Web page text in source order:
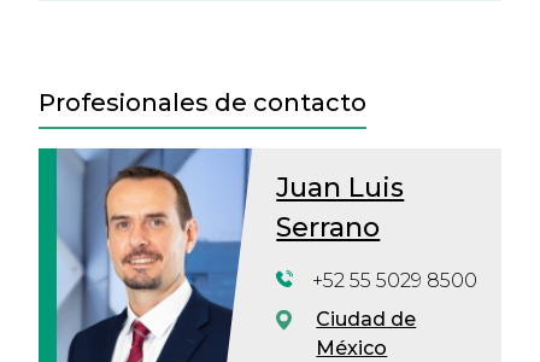
Profesionales de contacto
Juan Luis
Serrano
+52 55 5029 8500
Ciudad de
México